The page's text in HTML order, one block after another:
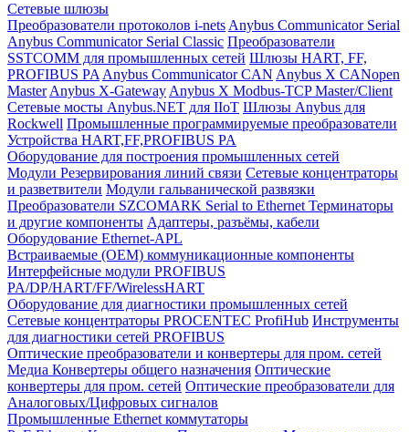
Сетевые шлюзы
Преобразователи протоколов i-nets Anybus Communicator Serial
Anybus Communicator Serial Classic Преобразователи
SSTCOMM для промышленных сетей Шлюзы HART, FF,
PROFIBUS PA Anybus Communicator CAN Anybus X CANopen
Master Anybus X-Gateway Anybus X Modbus-TCP Master/Client
Сетевые мосты Anybus.NET для IIoT Шлюзы Anybus для
Rockwell Промышленные программируемые преобразователи
Устройства HART,FF,PROFIBUS PA
Оборудование для построения промышленных сетей
Модули Резервирования линий связи Сетевые концентраторы
и разветвители Модули гальванической развязки
Преобразователи SZCOMARK Serial to Ethernet Терминаторы
и другие компоненты Адаптеры, разъёмы, кабели
Оборудование Ethernet-APL
Встраиваемые (OEM) коммуникационные компоненты
Интерфейсные модули PROFIBUS
PA/DP/HART/FF/WirelessHART
Оборудование для диагностики промышленных сетей
Сетевые концентраторы PROCENTEC ProfiHub Инструменты
для диагностики сетей PROFIBUS
Оптические преобразователи и конвертеры для пром. сетей
Медиа Конвертеры общего назначения Оптические
конвертеры для пром. сетей Оптические преобразователи для
Аналоговых/Цифровых сигналов
Промышленные Ethernet коммутаторы